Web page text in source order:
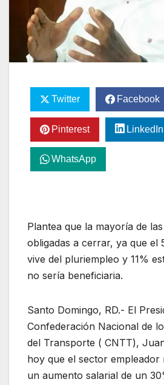
Twitter Facebook
Pinterest LinkedIn
WhatsApp
Plantea que la mayoría de
obligadas a cerrar, ya que el
vive del pluriempleo y 11%
no sería beneficiaria.
Santo Domingo, RD.- El
Confederación Nacional de
del Transporte ( CNTT),
hoy que el sector empleador
un aumento salarial de un